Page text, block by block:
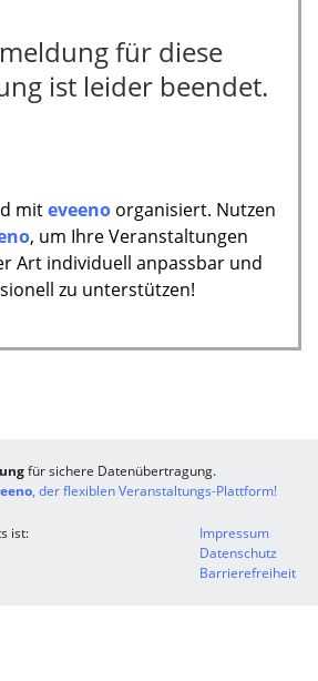
für diese
ist leider beendet.
miteveeno organisiert. Nutzen
, um Ihre Veranstaltungen
Art individuell anpassbar und
zu unterstützen!
für sichere Datenübertragung.
, der flexiblen Veranstaltungs-Plattform!
ist:
Impressum
Datenschutz
Barrierefreiheit